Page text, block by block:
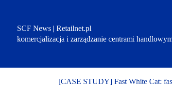
SCF News | Retailnet.pl
komercjalizacja i zarządzanie centrami
[CASE STUDY] Fast White Cat: